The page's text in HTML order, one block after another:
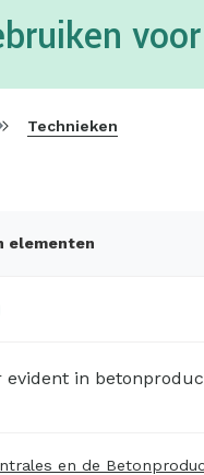
Technieken
elementen
evident in
en de